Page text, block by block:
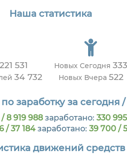
Наша статистика
531
34 732
Новых Сегодня 333
Новых Вчера 522
заработку за сегодня
8 919 988заработано: 330
/ 37 184заработано: 39 700 /
движений средств